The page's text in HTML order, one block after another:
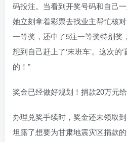
码投注。当看到开奖号码和自己一
她立刻拿着彩票去找业主帮忙核
一等奖，还中了5注一等奖特别奖
想到自己赶上了‘末班车’。这次的
的！”
奖金已经做好规划！捐款20万元
办理兑奖手续时，奖金还未领取
坦露了想要为甘肃地震灾区捐款